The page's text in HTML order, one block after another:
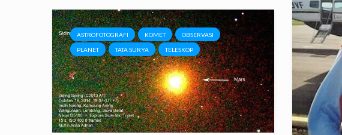
ASTROFOTOGRAFI KOMET OBSERVASI
PLANET TATA SURYA TELESKOP